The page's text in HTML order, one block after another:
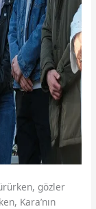
gözler
Kara’nın